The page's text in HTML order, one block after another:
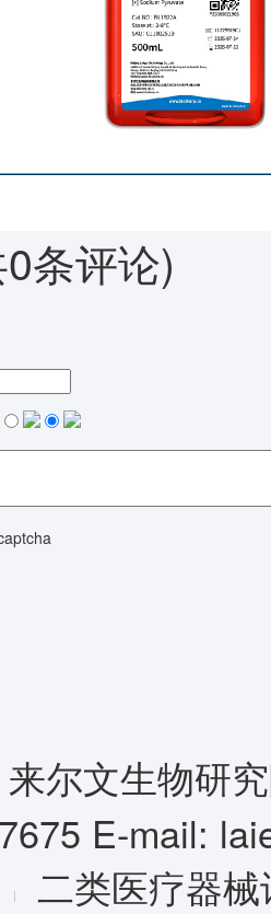
0条评论)
尔文生物研
E-mail:
二类医疗器